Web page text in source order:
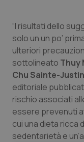
Salute orale
Sangue &
Tiroide
Tumore al
Tumore
“I risultati dello
solo un un po’
ulteriori
sottolineato Thuy
Chu Sainte-
editoriale
rischio associati
essere prevenuti
cui una dieta ricca
sedentarietà e